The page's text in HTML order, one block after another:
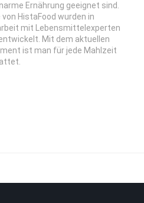
Ernährung geeignet sind.
von HistaFood wurden in
mit Lebensmittelexperten
Mit dem aktuellen
ist man für jede Mahlzeit